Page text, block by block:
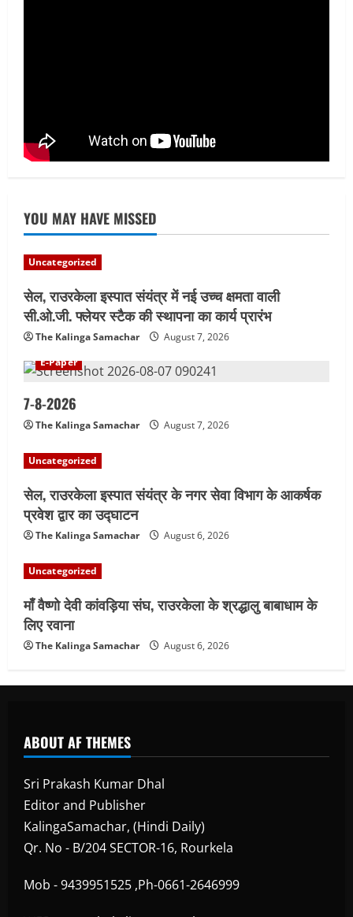
YOU MAY HAVE MISSED
Uncategorized
सेल, राउरकेला इस्पात संयंत्र में नई उच्च क्षमता वाली
सी.ओ.जी. फ्लेयर स्टैक की स्थापना का कार्य प्रारंभ
The Kalinga Samachar
August 7, 2026
E-Paper
7-8-2026
The Kalinga Samachar August 7, 2026
Uncategorized
सेल, राउरकेला इस्पात संयंत्र के नगर सेवा विभाग के आकर्षक
प्रवेश द्वार का उद्घाटन
The Kalinga Samachar August 6, 2026
Uncategorized
माँ वैष्णो देवी कांवड़िया संघ, राउरकेला के श्रद्धालु बाबाधाम के
लिए रवाना
The Kalinga Samachar August 6, 2026
ABOUT AF THEMES
Sri Prakash Kumar Dhal
Editor and Publisher
KalingaSamachar, (Hindi Daily)
Qr. No - B/204 SECTOR-16, Rourkela
Mob - 9439951525 ,Ph-0661-2646999